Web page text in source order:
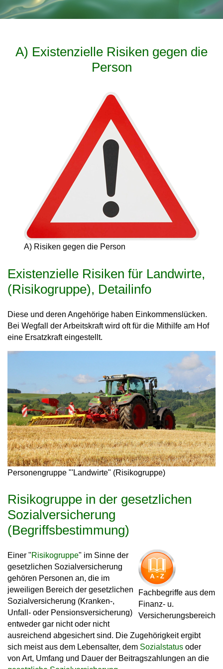
A) Existenzielle Risiken gegen die
Person
A) Risiken gegen die Person
Existenzielle Risiken für Landwirte,
(Risikogruppe), Detailinfo
Diese und deren Angehörige haben Einkommenslücken.
Bei Wegfall der Arbeitskraft wird oft für die Mithilfe am Hof
eine Ersatzkraft eingestellt.
Personengruppe "'Landwirte" (Risikogruppe)
Risikogruppe in der gesetzlichen
Sozialversicherung
(Begriffsbestimmung)
Fachbegriffe aus dem
Finanz- u.
Versicherungsbereich
Einer "Risikogruppe" im Sinne der
gesetzlichen Sozialversicherung
gehören Personen an, die im
jeweiligen Bereich der gesetzlichen
Sozialversicherung (Kranken-,
Unfall- oder Pensionsversicherung)
entweder gar nicht oder nicht
ausreichend abgesichert sind. Die Zugehörigkeit ergibt
sich meist aus dem Lebensalter, dem Sozialstatus oder
von Art, Umfang und Dauer der Beitragszahlungen an die